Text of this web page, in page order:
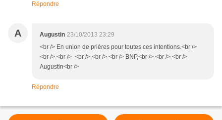
Répondre
A Augustin 23/10/2013 23:29
<br /> En union de prières pour toutes ces intentions.<br />
<br /> <br /> <br /> <br /> <br /> BNP,<br /> <br /> <br />
Augustin<br />
Répondre